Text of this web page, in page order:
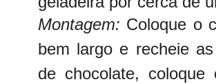
Montagem: Coloque o
bem largo e recheie
de chocolate,